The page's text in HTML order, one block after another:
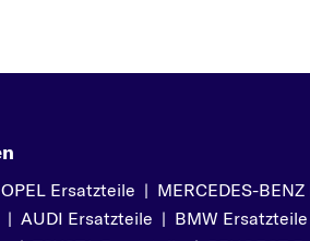
P
PEUGEOT
OPEL Ersatzteile | MERCEDES-
| AUDI Ersatzteile | BMW Ersatzteile